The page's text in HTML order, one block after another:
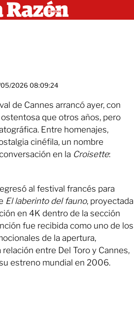
05/2026 08:09:24
de Cannes arrancó ayer, con
que otros años, pero
Entre homenajes,
cinéfila, un nombre
en la Croisette:
al festival francés para
El laberinto del fauno, proyectada
en 4K dentro de la sección
fue recibida como uno de los
de la apertura,
entre Del Toro y Cannes,
estreno mundial en 2006.